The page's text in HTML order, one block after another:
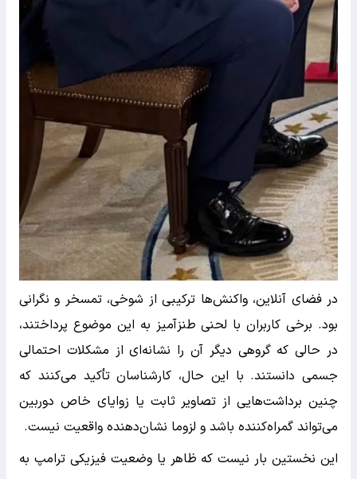
در فضای آنلاین، واکنش‌ها ترکیبی از شوخی، تمسخر و نگرانی
بود. برخی کاربران با لحنی طنزآمیز به این موضوع پرداختند،
در حالی که گروهی دیگر آن را نشانه‌ای از مشکلات احتمالی
جسمی دانستند. با این حال، کارشناسان تأکید می‌کنند که
چنین برداشت‌هایی از تصاویر ثابت یا زوایای خاص دوربین
می‌تواند گمراه‌کننده باشد و لزوما نشان‌دهنده واقعیت نیست.
این نخستین بار نیست که ظاهر یا وضعیت فیزیکی ترامپ به